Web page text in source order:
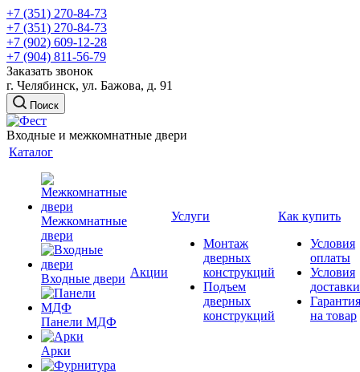
+7 (351) 270-84-73
+7 (351) 270-84-73
+7 (902) 609-12-28
+7 (904) 811-56-79
Заказать звонок
г. Челябинск, ул. Бажова, д. 91
Поиск
Входные и межкомнатные двери
Каталог
Межкомнатные
двери
Входные двери
Панели МДФ
Арки
Акции
Услуги
Монтаж
дверных
конструкций
Подъем
дверных
конструкций
Как купить
Условия
оплаты
Условия
доставки
Гарантия
на товар